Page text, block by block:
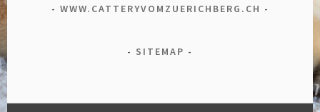
WWW.CATTERYVOMZUERICHBERG.CH
SITEMAP